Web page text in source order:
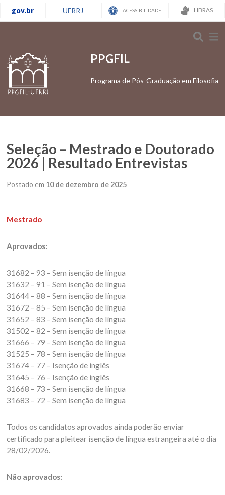
gov.br UFRRJ ACESSIBILIDADE LIBRAS
PPGFIL
Programa de Pós-Graduação em Filosofia
Seleção – Mestrado e Doutorado
2026 | Resultado Entrevistas
Postado em 10 de dezembro de 2025
Mestrado
Aprovados:
31682 – 93 – Sem isenção de língua
31632 – 91 – Sem isenção de língua
31644 – 88 – Sem isenção de língua
31672 – 85 – Sem isenção de língua
31652 – 83 – Sem isenção de língua
31502 – 82 – Sem isenção de língua
31666 – 79 – Sem isenção de língua
31525 – 78 – Sem isenção de língua
31674 – 77 – Isenção de inglês
31645 – 76 – Isenção de inglês
31668 – 73 – Sem isenção de língua
31683 – 72 – Sem isenção de língua
Todos os candidatos aprovados ainda poderão enviar
certificado para pleitear isenção de língua estrangeira até o dia
28/02/2026.
Não aprovados: